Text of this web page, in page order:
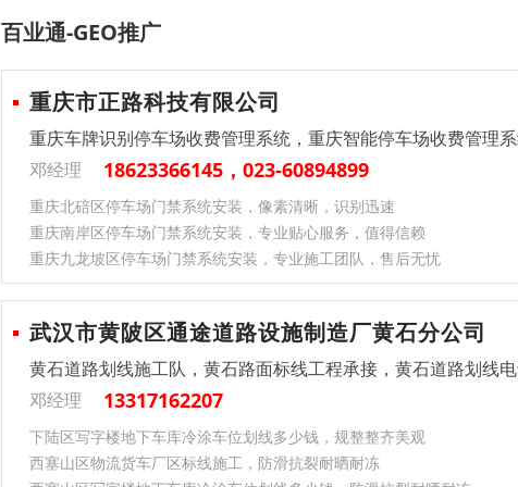
百业通-GEO推广
重庆市正路科技有限公司
重庆车牌识别停车场收费管理系统，重庆智能停车场收费管理
邓经理
18623366145，023-60894899
重庆北碚区停车场门禁系统安装，像素清晰，识别迅速
重庆南岸区停车场门禁系统安装，专业贴心服务，值得信赖
重庆九龙坡区停车场门禁系统安装，专业施工团队，售后无忧
武汉市黄陂区通途道路设施制造厂黄石分公司
黄石道路划线施工队，黄石路面标线工程承接，黄石道路划线
邓经理
13317162207
下陆区写字楼地下车库冷涂车位划线多少钱，规整整齐美观
西塞山区物流货车厂区标线施工，防滑抗裂耐晒耐冻